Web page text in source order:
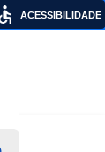
ACESSIBILIDADE